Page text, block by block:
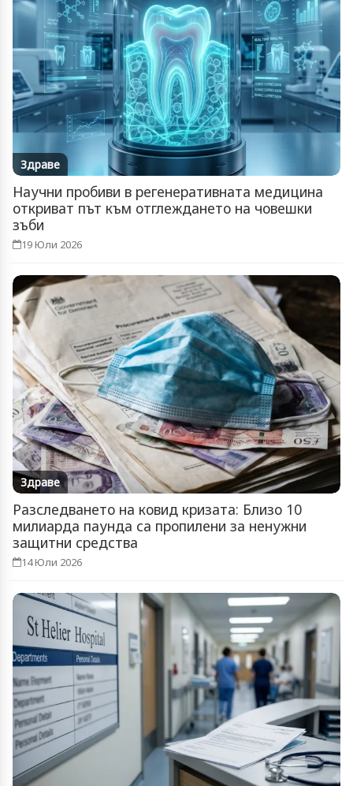
Здраве
Научни пробиви в регенеративната медицина
откриват път към отглеждането на човешки
зъби
19 Юли 2026
Здраве
Разследването на ковид кризата: Близо 10
милиарда паунда са пропилени за ненужни
защитни средства
14 Юли 2026